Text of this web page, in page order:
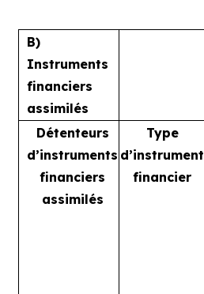
B)
Instruments
financiers
assimilés
Détenteurs
d’instruments
financiers
assimilés
Type
d’instrument
financier